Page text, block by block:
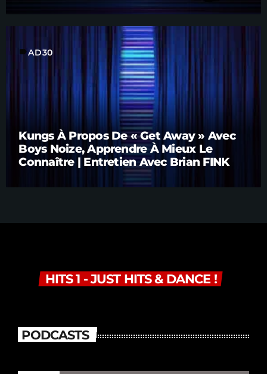
labelAD30
Kungs À Propos De « Get Away » Avec
Boys Noize, Apprendre À Mieux Le
Connaître | Entretien Avec Brian FINK
HITS 1 - JUST HITS & DANCE !
PODCASTS